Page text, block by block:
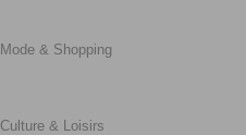
Mode & Shopping
Culture & Loisirs